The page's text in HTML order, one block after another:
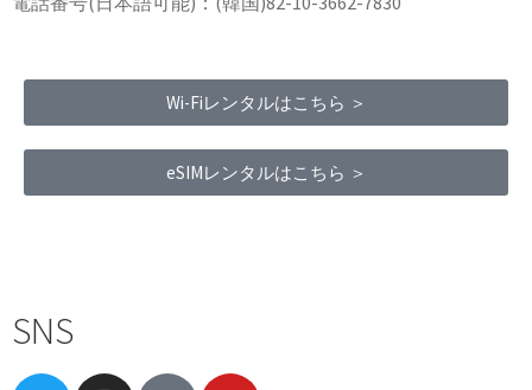
Wi-Fiレンタルはこちら ＞
eSIMレンタルはこちら ＞
SNS